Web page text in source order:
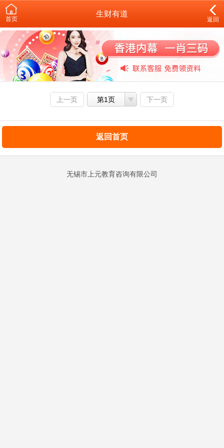
首页
生财有道
返回
上一页 第1页 下一页
返回首页
无锡市上元教育咨询有限公司